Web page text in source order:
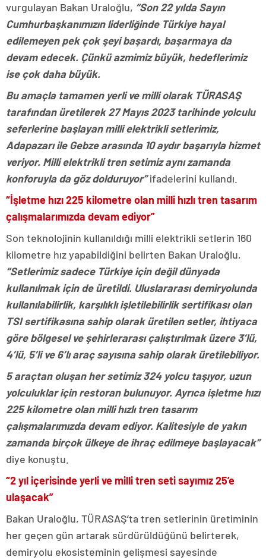
vurgulayan Bakan Uraloğlu, “Son 22 yılda Sayın
Cumhurbaşkanımızın liderliğinde Türkiye hayal
edilemeyen pek çok şeyi başardı, başarmaya da
devam edecek. Çünkü azmimiz büyük, hedeflerimiz
ise çok daha büyük.
Bu amaçla tamamen yerli ve milli olarak TÜRASAŞ
tarafından üretilerek 27 Mayıs 2023 tarihinde yolculu
seferlerine başlayan milli elektrikli setlerimiz,
Adapazarı ile Gebze arasında 10 aydır başarıyla hizmet
veriyor. Milli elektrikli tren setimiz aynı zamanda
konforuyla da göz dolduruyor”ifadelerini kullandı.
“İşletme hızı 225 kilometre olan milli hızlı tren tasarım
çalışmalarımızda devam ediyor”
Son teknolojinin kullanıldığı milli elektrikli setlerin 160
kilometre hız yapabildiğini belirten Bakan Uraloğlu,
“Setlerimiz sadece Türkiye için değil dünyada
kullanılmak için de üretildi. Uluslararası demiryolunda
kullanılabilirlik, karşılıklı işletilebilirlik sertifikası olan
TSI sertifikasına sahip olarak üretilen setler, ihtiyaca
göre bölgesel ve şehirlerarası çalıştırılmak üzere 3’lü,
4’lü, 5’li ve 6’lı araç sayısına sahip olarak üretilebiliyor.
5 araçtan oluşan her setimiz 324 yolcu taşıyor, uzun
yolculuklar için restoran bulunuyor. Ayrıca işletme hızı
225 kilometre olan milli hızlı tren tasarım
çalışmalarımızda devam ediyor. Kalitesiyle de yakın
zamanda birçok ülkeye de ihraç edilmeye başlayacak”
diye konuştu.
“2 yıl içerisinde yerli ve milli tren seti sayımız 25’e
ulaşacak”
Bakan Uraloğlu, TÜRASAŞ’ta tren setlerinin üretiminin
her geçen gün artarak sürdürüldüğünü belirterek,
demiryolu ekosisteminin gelişmesi sayesinde